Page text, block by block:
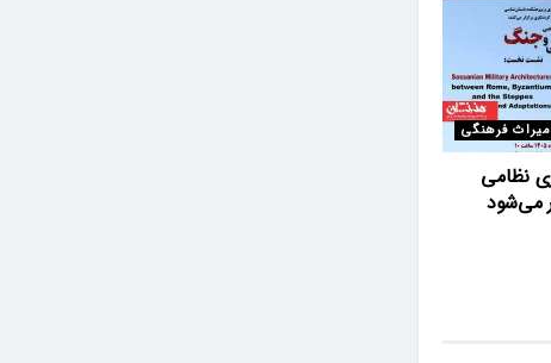
میراث فرهنگی
نظامی
می‌شود